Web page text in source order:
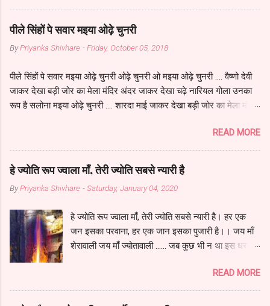
भव बाधायें हरने वाली जन-जन की बाधा हरती हो मेरी भी
बाधाएँ हरना जगजननी काम तुम्हारा है। हे सिंहवाहिनी जगदम्बे
... कौमारी सरस्वती तुम हो वैषणवी तुम्हीं ब्रह्माणी हो कर शंख
चक्र और पदम् लिए लक्ष्मी भी रूप तुम्हारा है। हे सिंहवाहिनी
लिया हे कल्याणी हे ब्रह्माणी इन्द्राणी रूप तुम्हारा है। हे
सिंहवाहिनी जगदम्बे ... था शुम्भ निशुम्भ असुर मारा और
रक्तबीज का रक्त पिया हे सिद्धवदी हे गौरी माँ काली भी रूप
महिषासुर तुमने संहारा हे सिंहवाहिनी अष्टभुजी नवदुर्गे रूप
तुम्हारा है। हे सिंहवाहिनी जगदम्बे ... जब वैश्...
पीले सिंहों पे सवार मइया ओढ़े चुनरी
ByPriyanka Shivhare -Friday, October 05, 2018
पीले सिंहों पे सवार मइया ओढ़े चुनरी ओढ़े चुनरी ओ मइया ओढ़े चुनरी .... वैष्णो देवी
जाकर देखा बड़ी जोर का मेला मंदिर अंदर जाकर देखा चढ़े नारियल गोला उनका
रूप है सलोना मइया ओढ़े चुनरी .... शारदा माई जाकर देखा बड़ी जोर का मेला मंदिर
काली माई जाकर देखा बड़ी जोर का मेला मंदिर अंदर जाकर देखा चढ़े नारियल
गोला उनका रूप है सलोना मइया ओढ़े चुनरी .... पूर्णागिरी जाकर देखा बड़ी जोर का
मेला मंदिर अंदर जाकर देखा चढ़े नारियल गोला उनका रूप है सलोना मइया ओढ़े
चुनरी ....
READ MORE
हे ज्योति रूप ज्वाला माँ, तेरी ज्योति सबसे न्यारी है
ByPriyanka Shivhare -Saturday, January 04, 2020
हे ज्योति रूप ज्वाला माँ, तेरी ज्योति सबसे न्यारी है। हर एक
जन इसका परवाना, हर एक जान इसका पुजारी है।। जय माँ
शेरावाली जय माँ ज्योतावाली ...... जब कुछ भी न था इस धरती
ज्योति का ही उजाला था। कैसी होगी तेरी ज्योति, जब सूरज
एक चिंगारी है। जय माँ शेरावाली जय माँ ज्योतावाली ...... जिस
घर में ज्योति जलती है, वह घर पावन हो जाता है। ज्योति से
READ MORE